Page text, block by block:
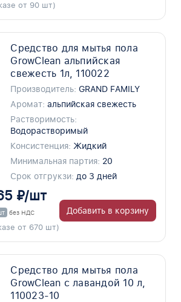
от 90 шт)
Средство для мытья пола
GrowClean альпийская
свежесть 1л, 110022
Производитель: GRAND FAMILY
Аромат: альпийская свежесть
Растворимость:
Водорастворимый
Консистенция: Жидкий
Минимальная партия: 20
Срок отгрукзи: до 3 дней
₽/шт
без НДС
от 670 шт)
Добавить в корзину
Средство для мытья пола
GrowClean с лавандой 10 л,
110023-10